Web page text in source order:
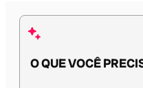
O QUE VOCÊ